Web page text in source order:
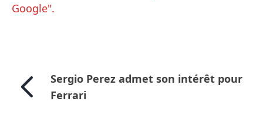
Google".
Sergio Perez admet son intérêt pour
Ferrari